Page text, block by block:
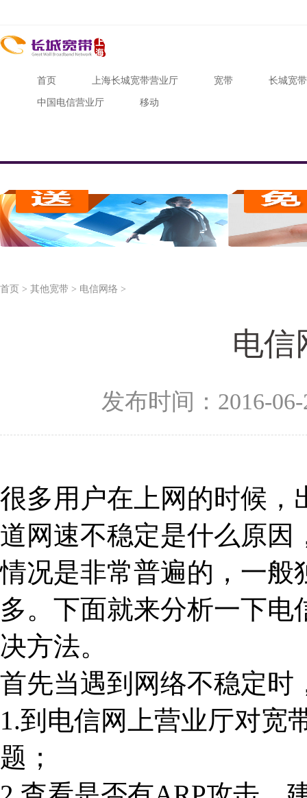
首页 上海长城宽带营业厅 宽带 长城宽带
中国电信营业厅 移动
首页 > 其他宽带 > 电信网络 >
电信
发布时间：2016-
很多用户在上网的时候，
道网速不稳定是什么原因
情况是非常普遍的，一般
多。下面就来分析一下
决方法。
首先当遇到网络不稳定时
1.到电信网上营业厅对宽
题；